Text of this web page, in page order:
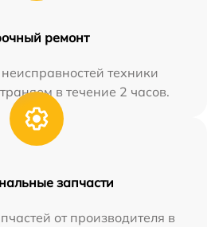
ремонт
техники
в течение 2 часов.
запчасти
от производителя в